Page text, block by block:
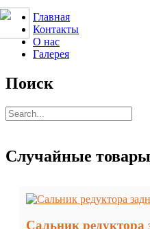
Главная
Контакты
О нас
Галерея
Поиск
Случайные товары
Сальник редуктора